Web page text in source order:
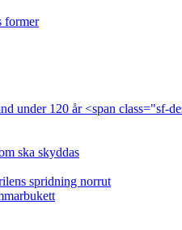
former
under 120 år <span class="sf-
ska skyddas
spridning norrut